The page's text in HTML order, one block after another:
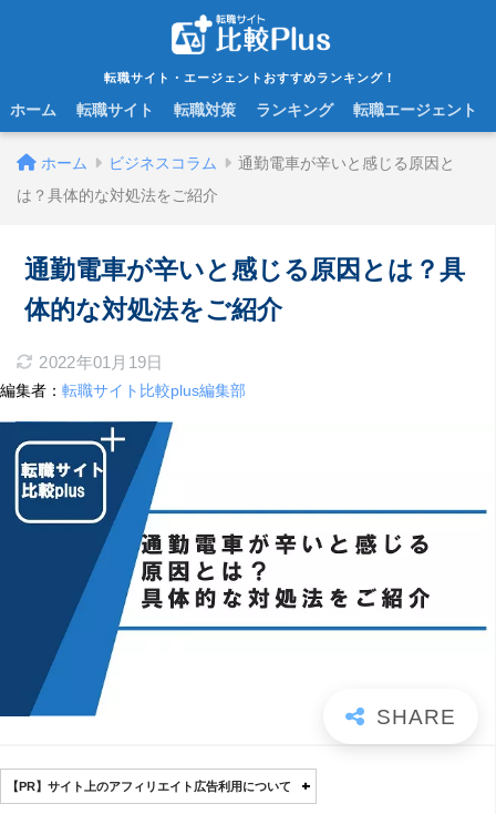
転職サイト・エージェントおすすめランキング！
ホーム 転職サイト 転職対策 ランキング 転職エージェント
ホーム ビジネスコラム
通勤電車が辛いと感じる原因と
は？具体的な対処法をご紹介
通勤電車が辛いと感じる原因とは？具
体的な対処法をご紹介
2022年01月19日
編集者： 転職サイト比較plus編集部
【PR】サイト上のアフィリエイト広告利用について